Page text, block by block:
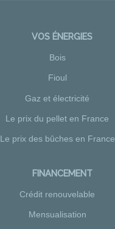
VOS ÉNERGIES
Bois
Fioul
Gaz et électricité
Le prix du pellet en France
Le prix des bûches en France
FINANCEMENT
Crédit renouvelable
Mensualisation